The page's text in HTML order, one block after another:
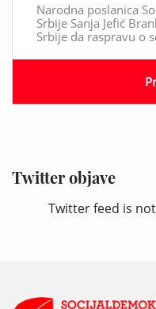
Twitter objave
Twitter feed is
Narodna poslanica
Srbije Sanja Jefić
Srbije da raspravu o